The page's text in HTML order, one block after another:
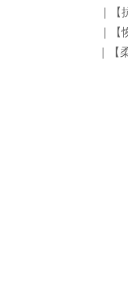
｜【
｜【
｜【